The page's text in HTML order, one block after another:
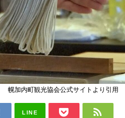
幌加内町観光協会公式サイトより引用
LINE